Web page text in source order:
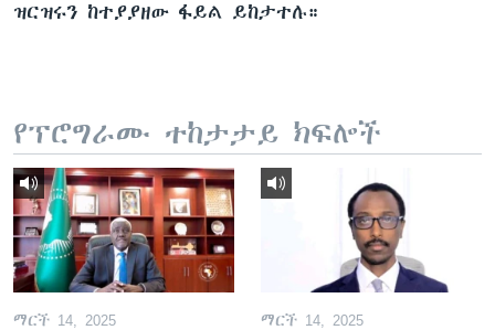
ዝርዝሩን ከተያያዘው ፋይል ይከታተሉ።
የፕሮግራሙ ተከታታይ ክፍሎች
ማርች 14, 2025 ማርች 14, 2025